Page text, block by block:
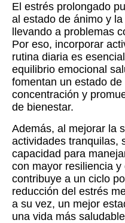
El estrés prolongado
al estado de ánimo y
llevando a problemas
Por eso, incorporar
rutina diaria es
equilibrio emocional
fomentan un estado
concentración y
de bienestar.
Además, al mejorar la
actividades tranquilas,
capacidad para
con mayor resiliencia
contribuye a un ciclo
reducción del estrés
a su vez, un mejor
una vida más